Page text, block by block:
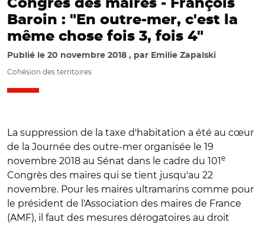
Congrès des maires - François
Baroin : "En outre-mer, c'est la
même chose fois 3, fois 4"
Publié le 20 novembre 2018 par Emilie Zapalski
Cohésion des territoires
La suppression de la taxe d'habitation a été au cœur
de la Journée des outre-mer organisée le 19
novembre 2018 au Sénat dans le cadre du 101e
Congrès des maires qui se tient jusqu'au 22
novembre. Pour les maires ultramarins comme pour
le président de l'Association des maires de France
(AMF), il faut des mesures dérogatoires au droit